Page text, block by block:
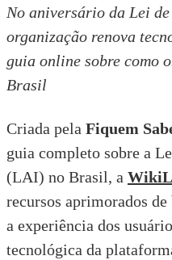
No aniversário da Lei
organização renova
guia online sobre como
Brasil
Criada pela Fiquem
guia completo sobre a
(LAI) no Brasil, a
recursos aprimorados
a experiência dos
tecnológica da